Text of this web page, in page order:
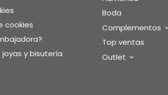
cookies
y bisutería
Boda
Complementos
Top ventas
Outlet